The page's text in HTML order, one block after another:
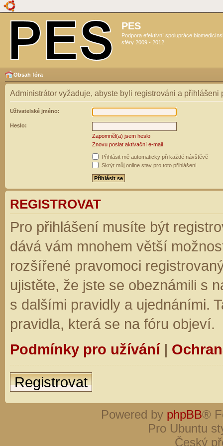
PES
Podpora efektivní spolupráce
sféry 2009 - 2012
Obsah fóra
Administrátor vyžaduje, abyste byli registrováni a přihlášeni
Uživatelské jméno:
Heslo:
Zapomněl(a) jsem heslo
Znovu poslat aktivační e-mail
Přihlásit mě automaticky při každé návštěvě
Skrýt můj online stav pro toto přihlášení
REGISTROVAT
Pro přihlášení musíte být
dává vám mnohem větší
rozšířené pravomoci
ujistěte, že jste se obeznámili s
s dalšími pravidly a ujednáními.
pravidla, která se na fóru objeví.
Podmínky pro užívání|
Registrovat
Powered by phpBB®
Pro Ubuntu
Český